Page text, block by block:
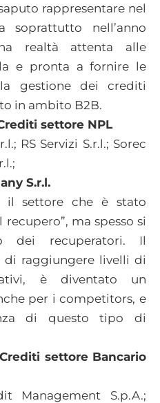
rappresentare nel
nell’anno
realtà attenta alle
e pronta a fornire le
gestione dei crediti
in ambito B2B.
settore NPL
RS Servizi S.r.l.; Sorec
S.r.l.
il settore che è stato
ma spesso si
dei recuperatori. Il
di raggiungere livelli di
è diventato un
per i competitors, e
di questo tipo di
settore Bancario
Management S.p.A.;